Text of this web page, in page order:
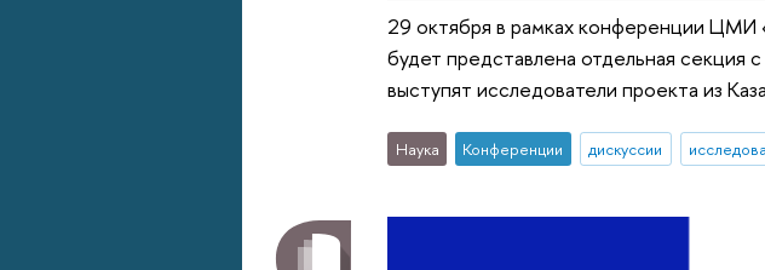
29 октября в рамках конференции
будет представлена отдельная
выступят исследователи проекта из
Наука Конференции дискуссии